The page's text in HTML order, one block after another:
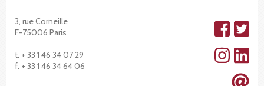
3, rue Corneille
F-75006 Paris
t. + 33 1 46 34 07 29
f. + 33 1 46 34 64 06